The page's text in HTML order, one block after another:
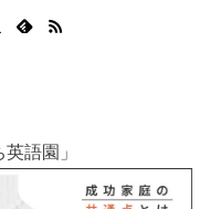
語園」